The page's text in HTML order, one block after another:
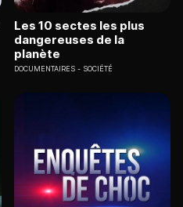
Les 10 sectes les plus
dangereuses de la
planète
DOCUMENTAIRES SOCIÉTÉ